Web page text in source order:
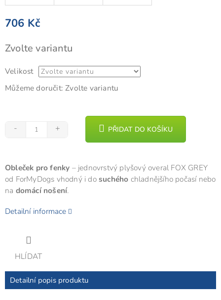
706 Kč
cena:
Zvolte variantu
Velikost
Můžeme doručit: Zvolte variantu
PŘIDAT DO KOŠÍKU
Obleček pro fenky – jednovrstvý plyšový overal FOX GREY
od ForMyDogs vhodný i dosuchého chladnějšího počasí nebo
na domácí nošení.
Detailní informace
HLÍDAT
Detailní popis produktu